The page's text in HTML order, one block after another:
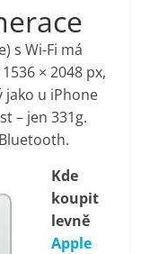
s Wi-Fi má
× 2048 px,
jako u iPhone
– jen 331g.
Kde
koupit
levně
Apple